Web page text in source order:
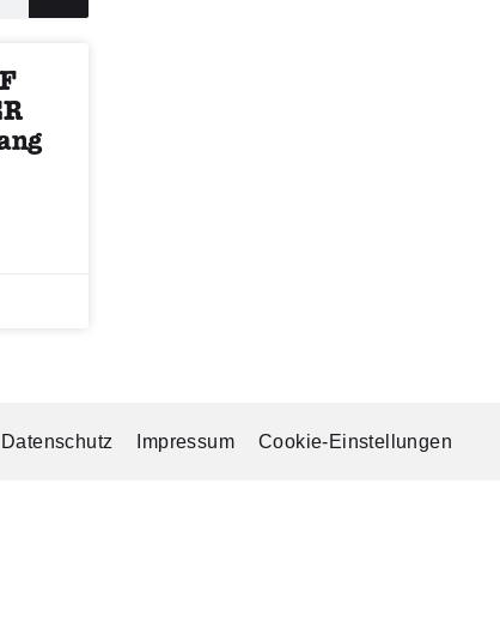
Datenschutz Impressum Cookie-Einstellungen